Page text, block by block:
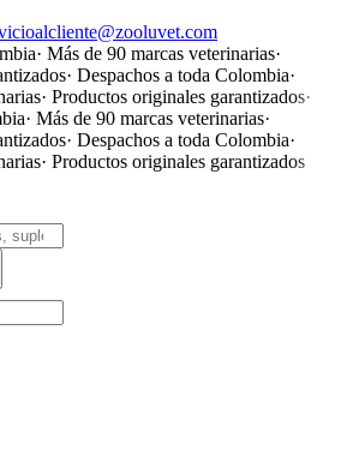
· Más de 90 marcas veterinarias·
· Despachos a toda Colombia·
· Productos originales garantizados·
· Más de 90 marcas veterinarias·
· Despachos a toda Colombia·
· Productos originales garantizados